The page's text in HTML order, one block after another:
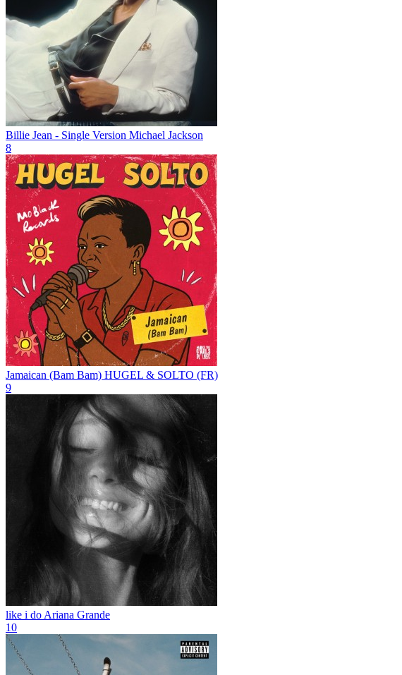
Billie Jean - Single Version Michael Jackson
8
Jamaican (Bam Bam) HUGEL & SOLTO (FR)
9
like i do Ariana Grande
10